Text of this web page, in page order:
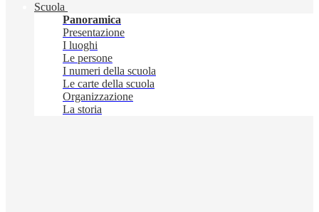
Scuola
Panoramica
Presentazione
I luoghi
Le persone
I numeri della scuola
Le carte della scuola
Organizzazione
La storia